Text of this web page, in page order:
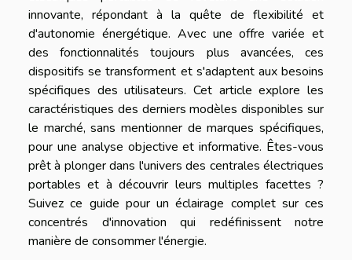
innovante, répondant à la quête de flexibilité et
d'autonomie énergétique. Avec une offre variée et
des fonctionnalités toujours plus avancées, ces
dispositifs se transforment et s'adaptent aux besoins
spécifiques des utilisateurs. Cet article explore les
caractéristiques des derniers modèles disponibles sur
le marché, sans mentionner de marques spécifiques,
pour une analyse objective et informative. Êtes-vous
prêt à plonger dans l'univers des centrales électriques
portables et à découvrir leurs multiples facettes ?
Suivez ce guide pour un éclairage complet sur ces
concentrés d'innovation qui redéfinissent notre
manière de consommer l'énergie.